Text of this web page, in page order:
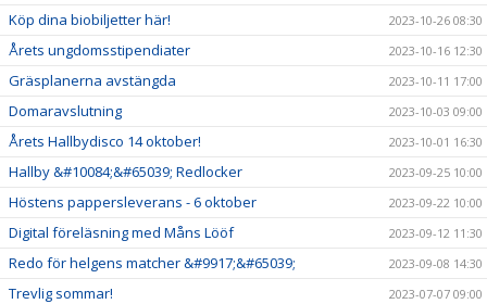
Köp dina biobiljetter här! 2023-10-26 08:30
Årets ungdomsstipendiater 2023-10-16 12:30
Gräsplanerna avstängda 2023-10-11 17:00
Domaravslutning 2023-10-03 09:00
Årets Hallbydisco 14 oktober! 2023-10-01 16:30
Hallby &#10084;&#65039; Redlocker 2023-09-25 10:00
Höstens pappersleverans - 6 oktober 2023-09-22 10:00
Digital föreläsning med Måns Lööf 2023-09-12 11:30
Redo för helgens matcher &#9917;&#65039; 2023-09-08 14:30
Trevlig sommar! 2023-07-07 09:00